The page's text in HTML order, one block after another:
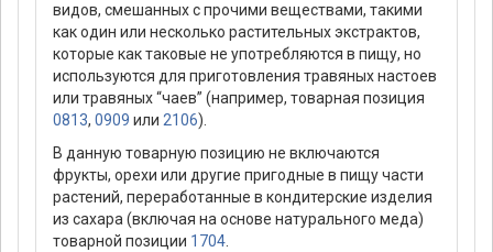
видов, смешанных с прочими веществами, такими
как один или несколько растительных экстрактов,
которые как таковые не употребляются в пищу, но
используются для приготовления травяных настоев
или травяных “чаев” (например, товарная позиция
0813, 0909 или 2106).
В данную товарную позицию не включаются
фрукты, орехи или другие пригодные в пищу части
растений, переработанные в кондитерские изделия
из сахара (включая на основе натурального меда)
товарной позиции 1704